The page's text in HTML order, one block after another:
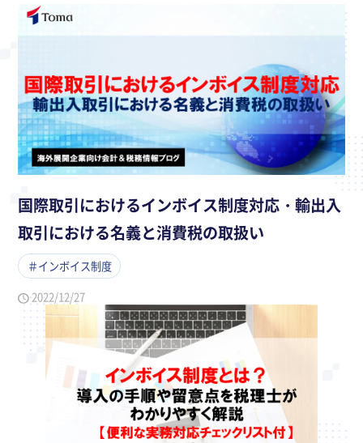
国際取引におけるインボイス制度対応・輸出入
取引における名義と消費税の取扱い
＃インボイス制度
2022/12/27